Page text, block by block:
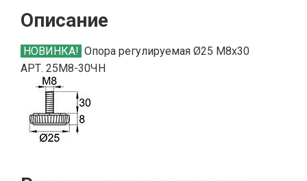
Описание
НОВИНКА! Опора регулируемая Ø25 М8х30
АРТ. 25М8-30ЧН